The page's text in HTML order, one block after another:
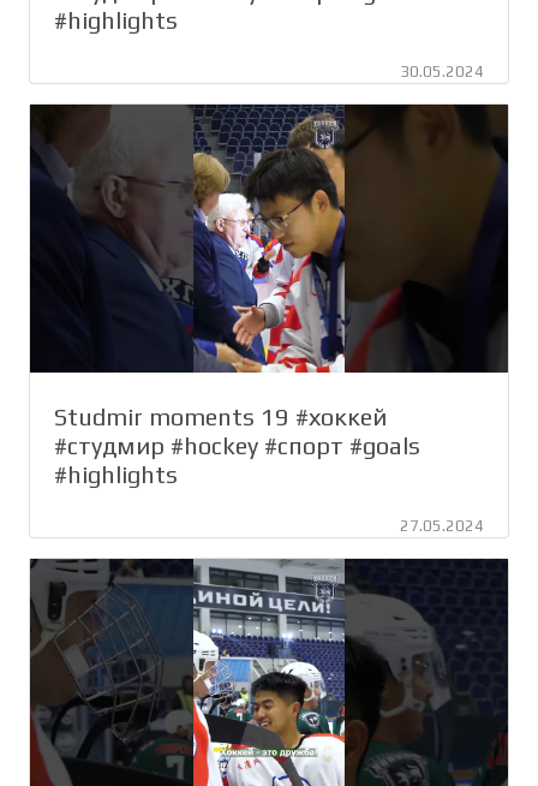
#highlights
30.05.2024
Studmir moments 19 #хоккей
#студмир #hockey #спорт #goals
#highlights
27.05.2024